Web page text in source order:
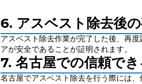
6. アスベスト除去後
アスベスト除去作業が完了した後、再
アが安全であることが証明されます。
7. 名古屋での信頼で
名古屋でアスベスト除去を行う際には